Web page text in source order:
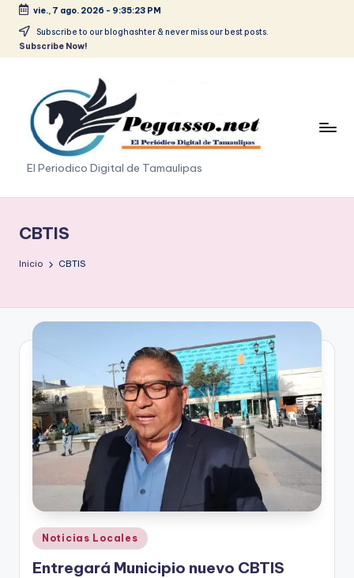
Saltar
vie., 7 ago. 2026 - 9:35:23 PM
Subscribe to our bloghashter & never miss our best posts.
Subscribe Now!
p
e
g
s
.
r
e
s
s
El Periodico Digital de Tamaulipas
CBTIS
Inicio CBTIS
Publicado
en
Noticias Locales
Entregará Municipio nuevo CBTIS